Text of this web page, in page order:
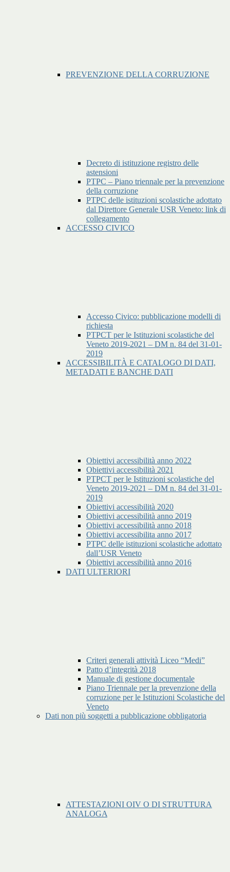
PREVENZIONE DELLA CORRUZIONE
Decreto di istituzione registro delle
astensioni
PTPC – Piano triennale per la prevenzione
della corruzione
PTPC delle istituzioni scolastiche adottato
dal Direttore Generale USR Veneto: link di
collegamento
ACCESSO CIVICO
Accesso Civico: pubblicazione modelli di
richiesta
PTPCT per le Istituzioni scolastiche del
Veneto 2019-2021 – DM n. 84 del 31-01-
2019
ACCESSIBILITÀ E CATALOGO DI DATI,
METADATI E BANCHE DATI
Obiettivi accessibilità anno 2022
Obiettivi accessibilità 2021
PTPCT per le Istituzioni scolastiche del
Veneto 2019-2021 – DM n. 84 del 31-01-
2019
Obiettivi accessibilità 2020
Obiettivi accessibilità anno 2019
Obiettivi accessibilità anno 2018
Obiettivi accessibilita anno 2017
PTPC delle istituzioni scolastiche adottato
dall’USR Veneto
Obiettivi accessibilità anno 2016
DATI ULTERIORI
Criteri generali attività Liceo “Medi”
Patto d’integrità 2018
Manuale di gestione documentale
Piano Triennale per la prevenzione della
corruzione per le Istituzioni Scolastiche del
Veneto
Dati non più soggetti a pubblicazione obbligatoria
ATTESTAZIONI OIV O DI STRUTTURA
ANALOGA